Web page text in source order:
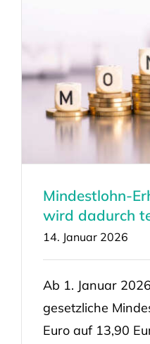
Mindestlohn-
wird dadurch
14. Januar 2026
Ab 1. Januar
gesetzliche
Euro auf 13,90